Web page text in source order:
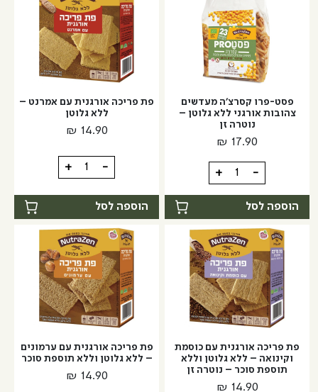
אורז
אורגניות
טריקולור
ללא
גלוטן
חומוס
וזרעי
פשתן
זהוב
אורגני
גלוטן
זן
פסט-פרו קסרצ'ה מעדשים
צהובות אורגני ללא גלוטן –
נוטרה זן
₪ 17.90
-
כמות
של
פסט-פרו
קסרצ'ה
מעדשים
צהובות
אורגני
ללא
גלוטן
-
זן
+
הוספה לסל
פת פריכה אורגנית עם אמרנט –
ללא גלוטן
₪ 14.90
-
כמות
של
פת
אורגנית
עם
אמרנט
–
ללא
גלוטן
+
הוספה לסל
פת פריכה אורגנית עם כוסמת
וקינואה – ללא גלוטן וללא
תוספת סוכר – נוטרה זן
₪ 14.90
פת פריכה אורגנית עם ערמונים
– ללא גלוטן וללא תוספת סוכר
₪ 14.90